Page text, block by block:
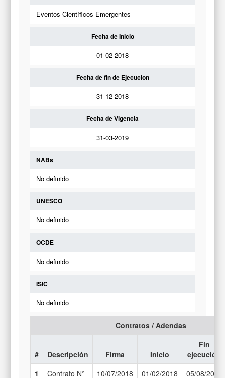
Eventos Científicos Emergentes
Fecha de Inicio
01-02-2018
Fecha de fin de Ejecucion
31-12-2018
Fecha de Vigencia
31-03-2019
NABs
No definido
UNESCO
No definido
OCDE
No definido
ISIC
No definido
Contratos / Adendas
# Descripción Firma Inicio
Fin
ejecución
1
Contrato N°
10/07/2018 01/02/2018 05/08/2018